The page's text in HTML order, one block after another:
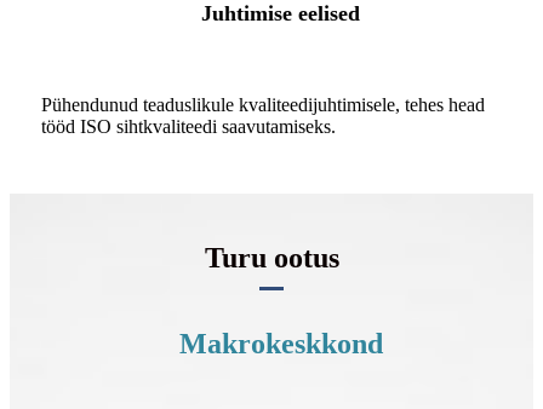
Juhtimise eelised
Pühendunud teaduslikule kvaliteedijuhtimisele, tehes head
tööd ISO sihtkvaliteedi saavutamiseks.
Turu ootus
Makrokeskkond